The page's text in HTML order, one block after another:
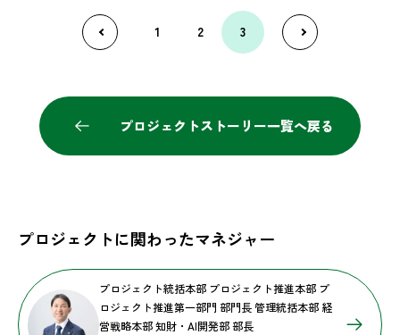
1 2 3
プロジェクトストーリー一覧へ戻る
プロジェクトに関わったマネジャー
プロジェクト統括本部 プロジェクト推進本部 プ
ロジェクト推進第一部門 部門長 管理統括本部 経
営戦略本部 知財・AI開発部 部長